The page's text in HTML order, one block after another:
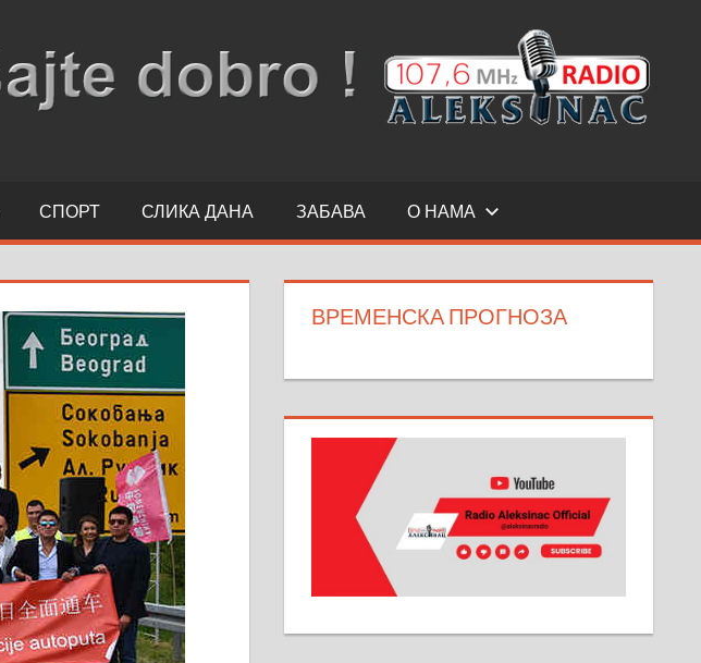
СПОРТ СЛИКА ДАНА ЗАБАВА О НАМА
ВРЕМЕНСКА ПРОГНОЗА